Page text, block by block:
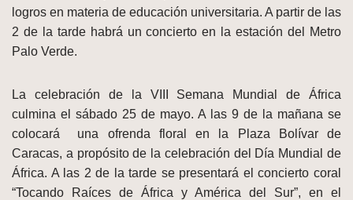
logros en materia de educación universitaria. A partir de las
2 de la tarde habrá un concierto en la estación del Metro
Palo Verde.
La celebración de la VIII Semana Mundial de África
culmina el sábado 25 de mayo. A las 9 de la mañana se
colocará una ofrenda floral en la Plaza Bolívar de
Caracas, a propósito de la celebración del Día Mundial de
África. A las 2 de la tarde se presentará el concierto coral
“Tocando Raíces de África y América del Sur”, en el